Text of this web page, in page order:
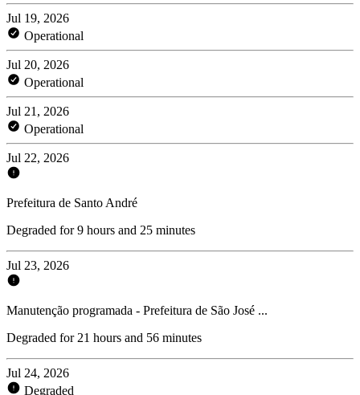
Jul 19, 2026
Operational
Jul 20, 2026
Operational
Jul 21, 2026
Operational
Jul 22, 2026
Prefeitura de Santo André
Degraded for 9 hours and 25 minutes
Jul 23, 2026
Manutenção programada - Prefeitura de São José ...
Degraded for 21 hours and 56 minutes
Jul 24, 2026
Degraded